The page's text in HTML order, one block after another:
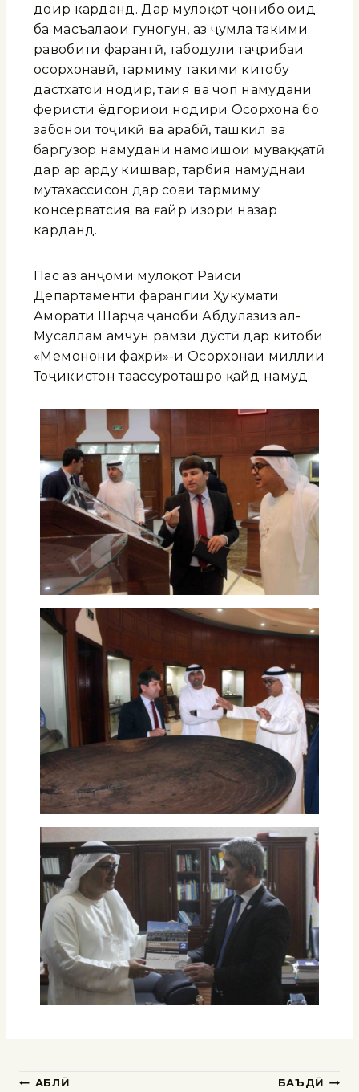
доир карданд. Дар мулоқот ҷонибҳо оид
ба масъалаҳои гуногун, аз ҷумла таҳкими
равобити фарҳангӣ, табодули таҷрибаи
осорхонавӣ, тармиму таҳкими китобу
дастхатҳои нодир, таҳия ва чоп намудани
феҳристи ёдгориҳои нодири Осорхона бо
забонҳои тоҷикӣ ва арабӣ, ташкил ва
баргузор намудани намоишҳои муваққатӣ
дар ҳар ҳарду кишвар, тарбия намуднаи
мутахассисон дар соҳаи тармиму
консерватсия ва ғайр изҳори назар
карданд.
Пас аз анҷоми мулоқот Раиси
Департаменти фарҳангии Ҳукумати
Аморати Шарҷа ҷаноби Абдулазиз ал-
Мусаллам ҳамчун рамзи дӯстӣ дар китоби
«Меҳмонони фахрӣ»-и Осорхонаи миллии
Тоҷикистон таассуроташро қайд намуд.
ҚАБЛӢ БАЪДӢ